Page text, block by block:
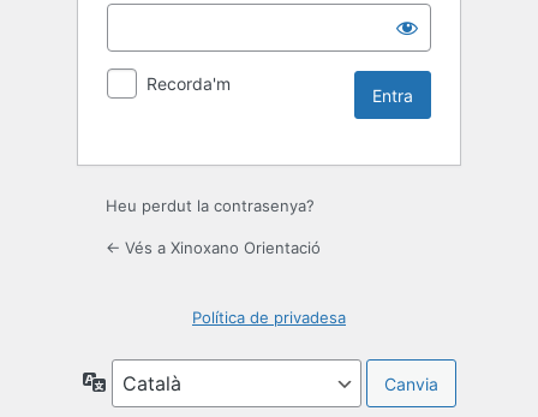
Recorda'm
Heu perdut la contrasenya?
← Vés a Xinoxano Orientació
Política de privadesa
Idioma